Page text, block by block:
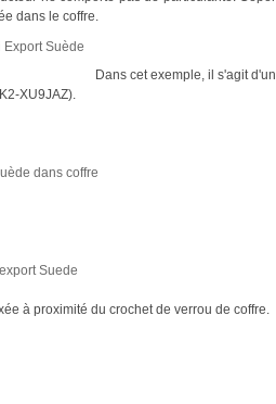
dans le coffre.
Dans cet exemple, il s'agit
XU9JAZ).
à proximité du crochet de verrou de coffre.